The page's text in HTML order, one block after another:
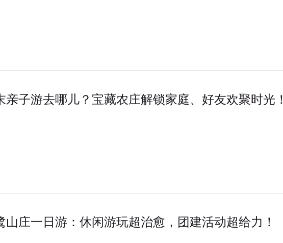
亲子游去哪儿？宝藏农庄解锁家庭、好友欢聚时光！
山庄一日游：休闲游玩超治愈，团建活动超给力！